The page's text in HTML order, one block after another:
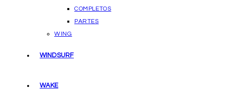
COMPLETOS
PARTES
WING
WINDSURF
WAKE